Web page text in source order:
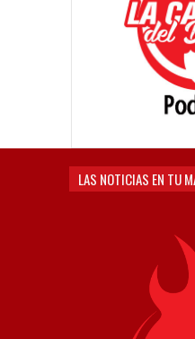
LAS NOTICIAS EN TU